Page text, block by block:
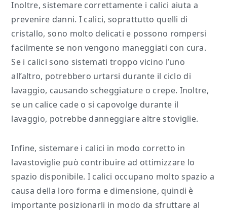
Inoltre, sistemare correttamente i calici aiuta a
prevenire danni. I calici, soprattutto quelli di
cristallo, sono molto delicati e possono rompersi
facilmente se non vengono maneggiati con cura.
Se i calici sono sistemati troppo vicino l’uno
all’altro, potrebbero urtarsi durante il ciclo di
lavaggio, causando scheggiature o crepe. Inoltre,
se un calice cade o si capovolge durante il
lavaggio, potrebbe danneggiare altre stoviglie.
Infine, sistemare i calici in modo corretto in
lavastoviglie può contribuire ad ottimizzare lo
spazio disponibile. I calici occupano molto spazio a
causa della loro forma e dimensione, quindi è
importante posizionarli in modo da sfruttare al